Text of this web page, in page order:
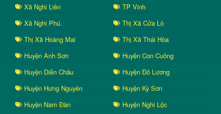
Xã Nghi Liên
TP Vinh
Xã Nghi Phú.
Thị Xã Cửa Lò
Thị Xã Hoàng Mai
Thị Xã Thái Hòa
Huyện Anh Sơn
Huyện Con Cuông
Huyện Diễn Châu
Huyện Đô Lương
Huyện Hưng Nguyên
Huyện Kỳ Sơn
Huyện Nam Đàn
Huyện Nghi Lộc